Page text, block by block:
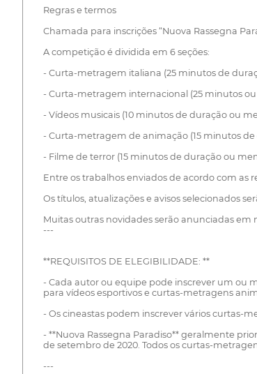
Regras e termos
Chamada para inscrições “Nuova Rassegna
A competição é dividida em 6 seções:
- Curta-metragem italiana (25 minutos de
- Curta-metragem internacional (25 minutos
- Vídeos musicais (10 minutos de duração ou
- Curta-metragem de animação (15 minutos
- Filme de terror (15 minutos de duração ou
Entre os trabalhos enviados de acordo com as
Os títulos, atualizações e avisos selecionados
Muitas outras novidades serão anunciadas em
---
**REQUISITOS DE ELEGIBILIDADE: **
- Cada autor ou equipe pode inscrever um ou
para vídeos esportivos e curtas-metragens
- Os cineastas podem inscrever vários curtas-
- **Nuova Rassegna Paradiso** geralmente
de setembro de 2020. Todos os curtas-
---